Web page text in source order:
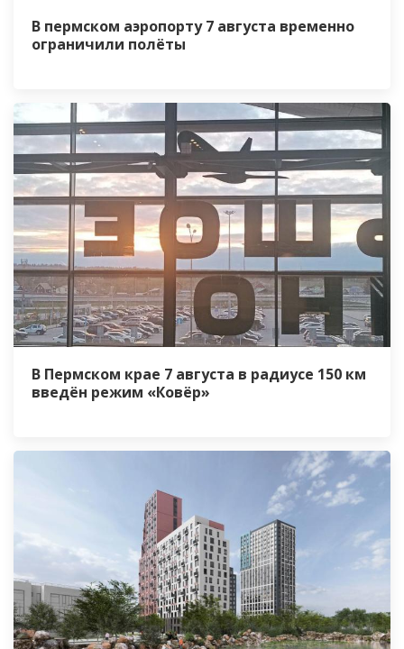
В пермском аэропорту 7 августа временно
ограничили полёты
В Пермском крае 7 августа в радиусе 150 км
введён режим «Ковёр»